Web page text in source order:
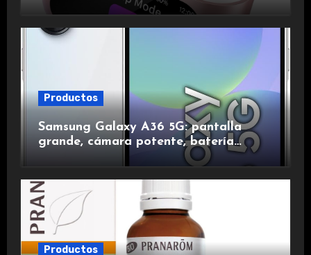
de ruido, impermeables y de larga
duración.
Productos
Samsung Galaxy A36 5G: pantalla
grande, cámara potente, batería
duradera y carga rápida para una
experiencia premium.
Productos